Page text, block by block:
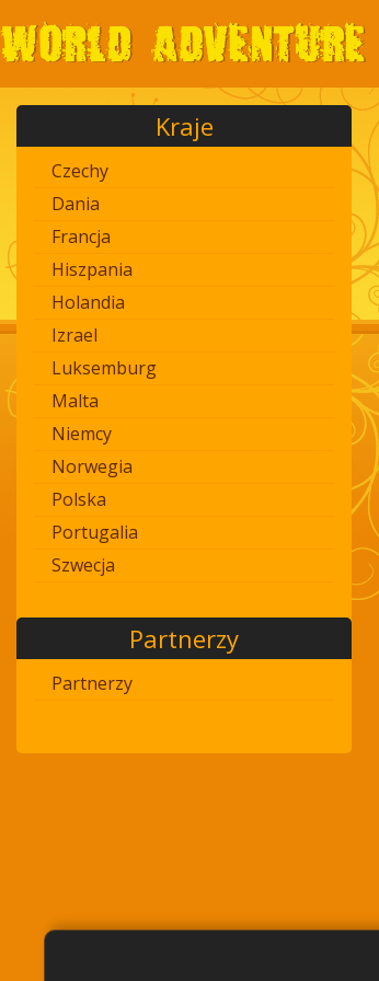
Kraje
Czechy
Dania
Francja
Hiszpania
Holandia
Izrael
Luksemburg
Malta
Niemcy
Norwegia
Polska
Portugalia
Szwecja
Partnerzy
Partnerzy